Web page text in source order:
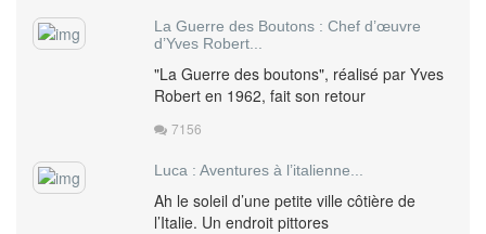
La Guerre des Boutons : Chef d’œuvre
d’Yves Robert...
"La Guerre des boutons", réalisé par Yves
Robert en 1962, fait son retour
7156
Luca : Aventures à l’italienne...
Ah le soleil d’une petite ville côtière de
l’Italie. Un endroit pittores